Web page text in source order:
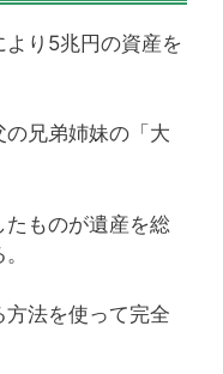
り5兆円の資産を
兄弟姉妹の「大
ものが遺産を総
法を使って完全